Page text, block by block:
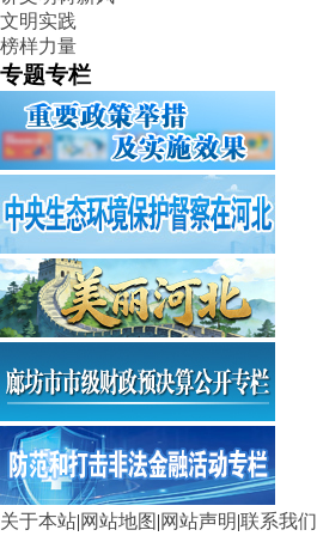
文明实践
榜样力量
专题专栏
关于本站|网站地图 |网站声明|联系我们